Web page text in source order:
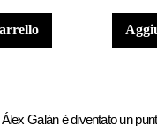
Galán è diventato un